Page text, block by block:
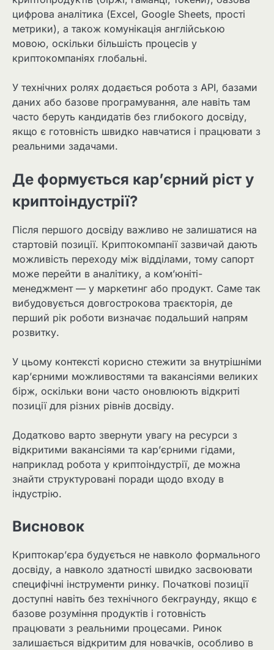
цифрова аналітика (Excel, Google Sheets, прості
метрики), а також комунікація англійською
мовою, оскільки більшість процесів у
криптокомпаніях глобальні.
У технічних ролях додається робота з API, базами
даних або базове програмування, але навіть там
часто беруть кандидатів без глибокого досвіду,
якщо є готовність швидко навчатися і працювати з
реальними задачами.
Де формується кар’єрний ріст у
криптоіндустрії?
Після першого досвіду важливо не залишатися на
стартовій позиції. Криптокомпанії зазвичай дають
можливість переходу між відділами, тому сапорт
може перейти в аналітику, а ком’юніті-
менеджмент — у маркетинг або продукт. Саме так
вибудовується довгострокова траєкторія, де
перший рік роботи визначає подальший напрям
розвитку.
У цьому контексті корисно стежити за внутрішніми
кар’єрними можливостями та вакансіями великих
бірж, оскільки вони часто оновлюють відкриті
позиції для різних рівнів досвіду.
Додатково варто звернути увагу на ресурси з
відкритими вакансіями та кар’єрними гідами,
наприклад робота у криптоіндустрії, де можна
знайти структуровані поради щодо входу в
індустрію.
Висновок
Криптокар’єра будується не навколо формального
досвіду, а навколо здатності швидко засвоювати
специфічні інструменти ринку. Початкові позиції
доступні навіть без технічного бекграунду, якщо є
базове розуміння продуктів і готовність
працювати з реальними процесами. Ринок
залишається відкритим для новачків, особливо в